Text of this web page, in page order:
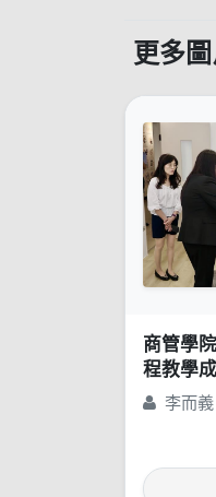
更多圖
商管學
程教學
李而義